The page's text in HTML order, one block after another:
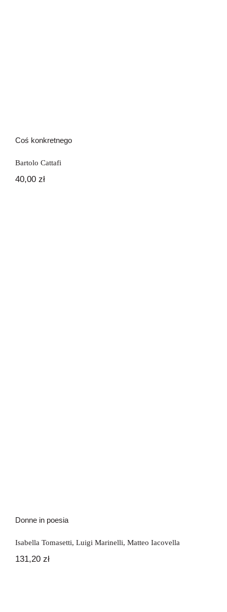
Coś konkretnego
Bartolo Cattafi
40,00 zł
Donne in poesia
Isabella Tomasetti, Luigi Marinelli, Matteo Iacovella
131,20 zł